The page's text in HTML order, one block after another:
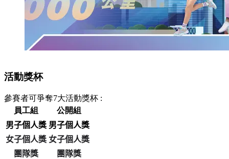
活動獎杯
參賽者可爭奪7大活動獎杯 :
員工組
公開組
男子個人獎 男子個人獎
女子個人獎 女子個人獎
團隊獎
團隊獎